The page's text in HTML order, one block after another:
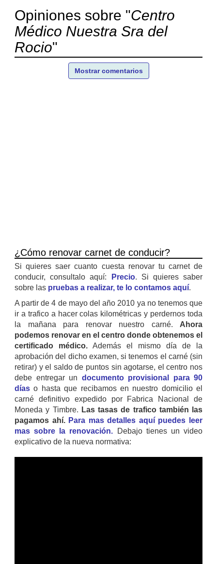
Opiniones sobre "Centro
Médico Nuestra Sra del
Rocio"
Mostrar comentarios
¿Cómo renovar carnet de conducir?
Si quieres saer cuanto cuesta renovar tu carnet de
conducir, consultalo aquí:
Precio. Si quieres saber
sobre las pruebas a realizar, te lo contamos aquí.
A partir de 4 de mayo del año 2010 ya no tenemos que
ir a trafico a hacer colas kilométricas y perdernos toda
la mañana para renovar nuestro carné. Ahora
podemos renovar en el centro donde obtenemos el
certificado médico. Además el mismo día de la
aprobación del dicho examen, si tenemos el carné (sin
retirar) y el saldo de puntos sin agotarse, el centro nos
debe entregar un documento provisional para 90
días o hasta que recibamos en nuestro domicilio el
carné definitivo expedido por Fabrica Nacional de
Moneda y Timbre. Las tasas de trafico también las
pagamos ahí. Para mas detalles aquí puedes leer
mas sobre la renovación. Debajo tienes un video
explicativo de la nueva normativa: